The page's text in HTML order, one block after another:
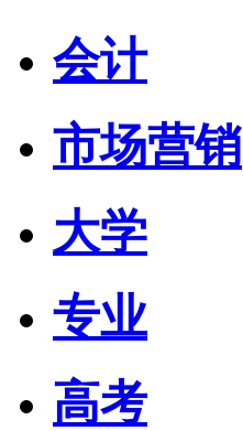
会计
市场营销
大学
专业
高考